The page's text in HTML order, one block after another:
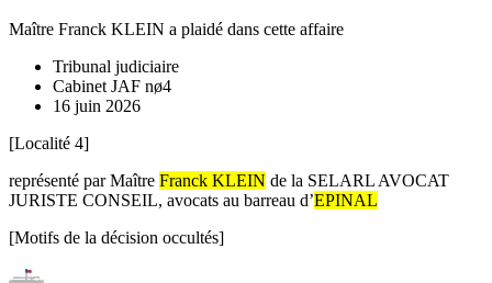
Maître Franck KLEIN a plaidé dans cette affaire
Tribunal judiciaire
Cabinet JAF nø4
16 juin 2026
[Localité 4]
représenté par Maître Franck KLEIN de la SELARL AVOCAT
JURISTE CONSEIL, avocats au barreau d’EPINAL
[Motifs de la décision occultés]